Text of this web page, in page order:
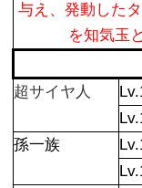
与え、発動した
を知気玉
超サイヤ人
孫一族